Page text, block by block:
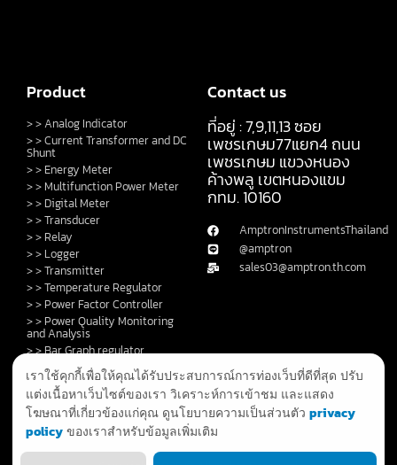
Product
> > Analog Indicator
> > Current Transformer and DC
Shunt
> > Energy Meter
> > Multifunction Power Meter
> > Digital Meter
> > Transducer
> > Relay
> > Logger
> > Transmitter
> > Temperature Regulator
> > Power Factor Controller
> > Power Quality Monitoring
and Analysis
> > Bar Graph regulator
> > Control Switch and Lamp
> > DC Shunt
> > Fault Annunciator
> > GPS Clock and System
> > Privacy Policy
Contact us
ที่อยู่ : 7,9,11,13 ซอย
เพชรเกษม77แยก4 ถนน
เพชรเกษม แขวงหนอง
ค้างพลู เขตหนองแขม
กทม. 10160
AmptronInstrumentsThailand
@amptron
sales03@amptron.th.com
เราใช้คุกกี้เพื่อให้คุณได้รับประสบการณ์การท่องเว็บที่ดีที่สุด ปรับ
แต่งเนื้อหาเว็บไซต์ของเรา วิเคราะห์การเข้าชม และแสดง
โฆษณาที่เกี่ยวข้องแก่คุณ ดูนโยบายความเป็นส่วนตัว privacy
policy ของเราสำหรับข้อมูลเพิ่มเติม